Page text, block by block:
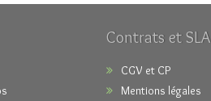
Contrats et SLA
CGV et CP
Mentions légales